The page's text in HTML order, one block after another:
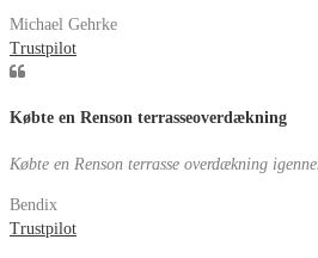
Michael Gehrke
Trustpilot
Købte en Renson terrasseoverdækning
Købte en Renson terrasse overdækning
Bendix
Trustpilot